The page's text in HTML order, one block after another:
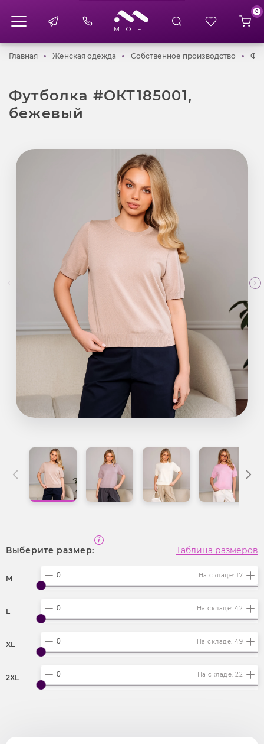
0
ГлавнаяГлавнаяЖенская одежда Женская одежда
Собственное производство
Футболка #ОКТ185001,
бежевый
Выберите размер: Таблица размеров
M На складе: 17
L На складе: 42
XL На складе: 49
2XL На складе: 22